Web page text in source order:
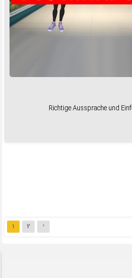
Richtige Aussprache und
1 2